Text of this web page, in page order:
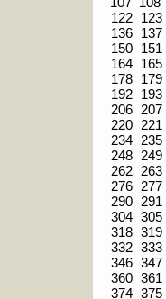
122
123
136
137
150
151
164
165
178
179
192
193
206 207
220
221
234
235
248
249
262
263
276
277
290
291
304 305
318 319
332 333
346 347
360 361
374 375